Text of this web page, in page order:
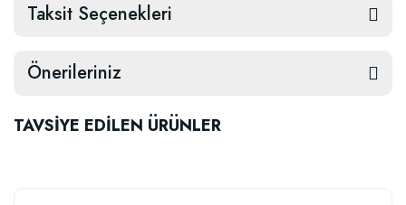
Taksit Seçenekleri
Önerileriniz
TAVSİYE EDİLEN ÜRÜNLER